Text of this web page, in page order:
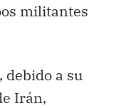
militantes
debido a su
Irán,